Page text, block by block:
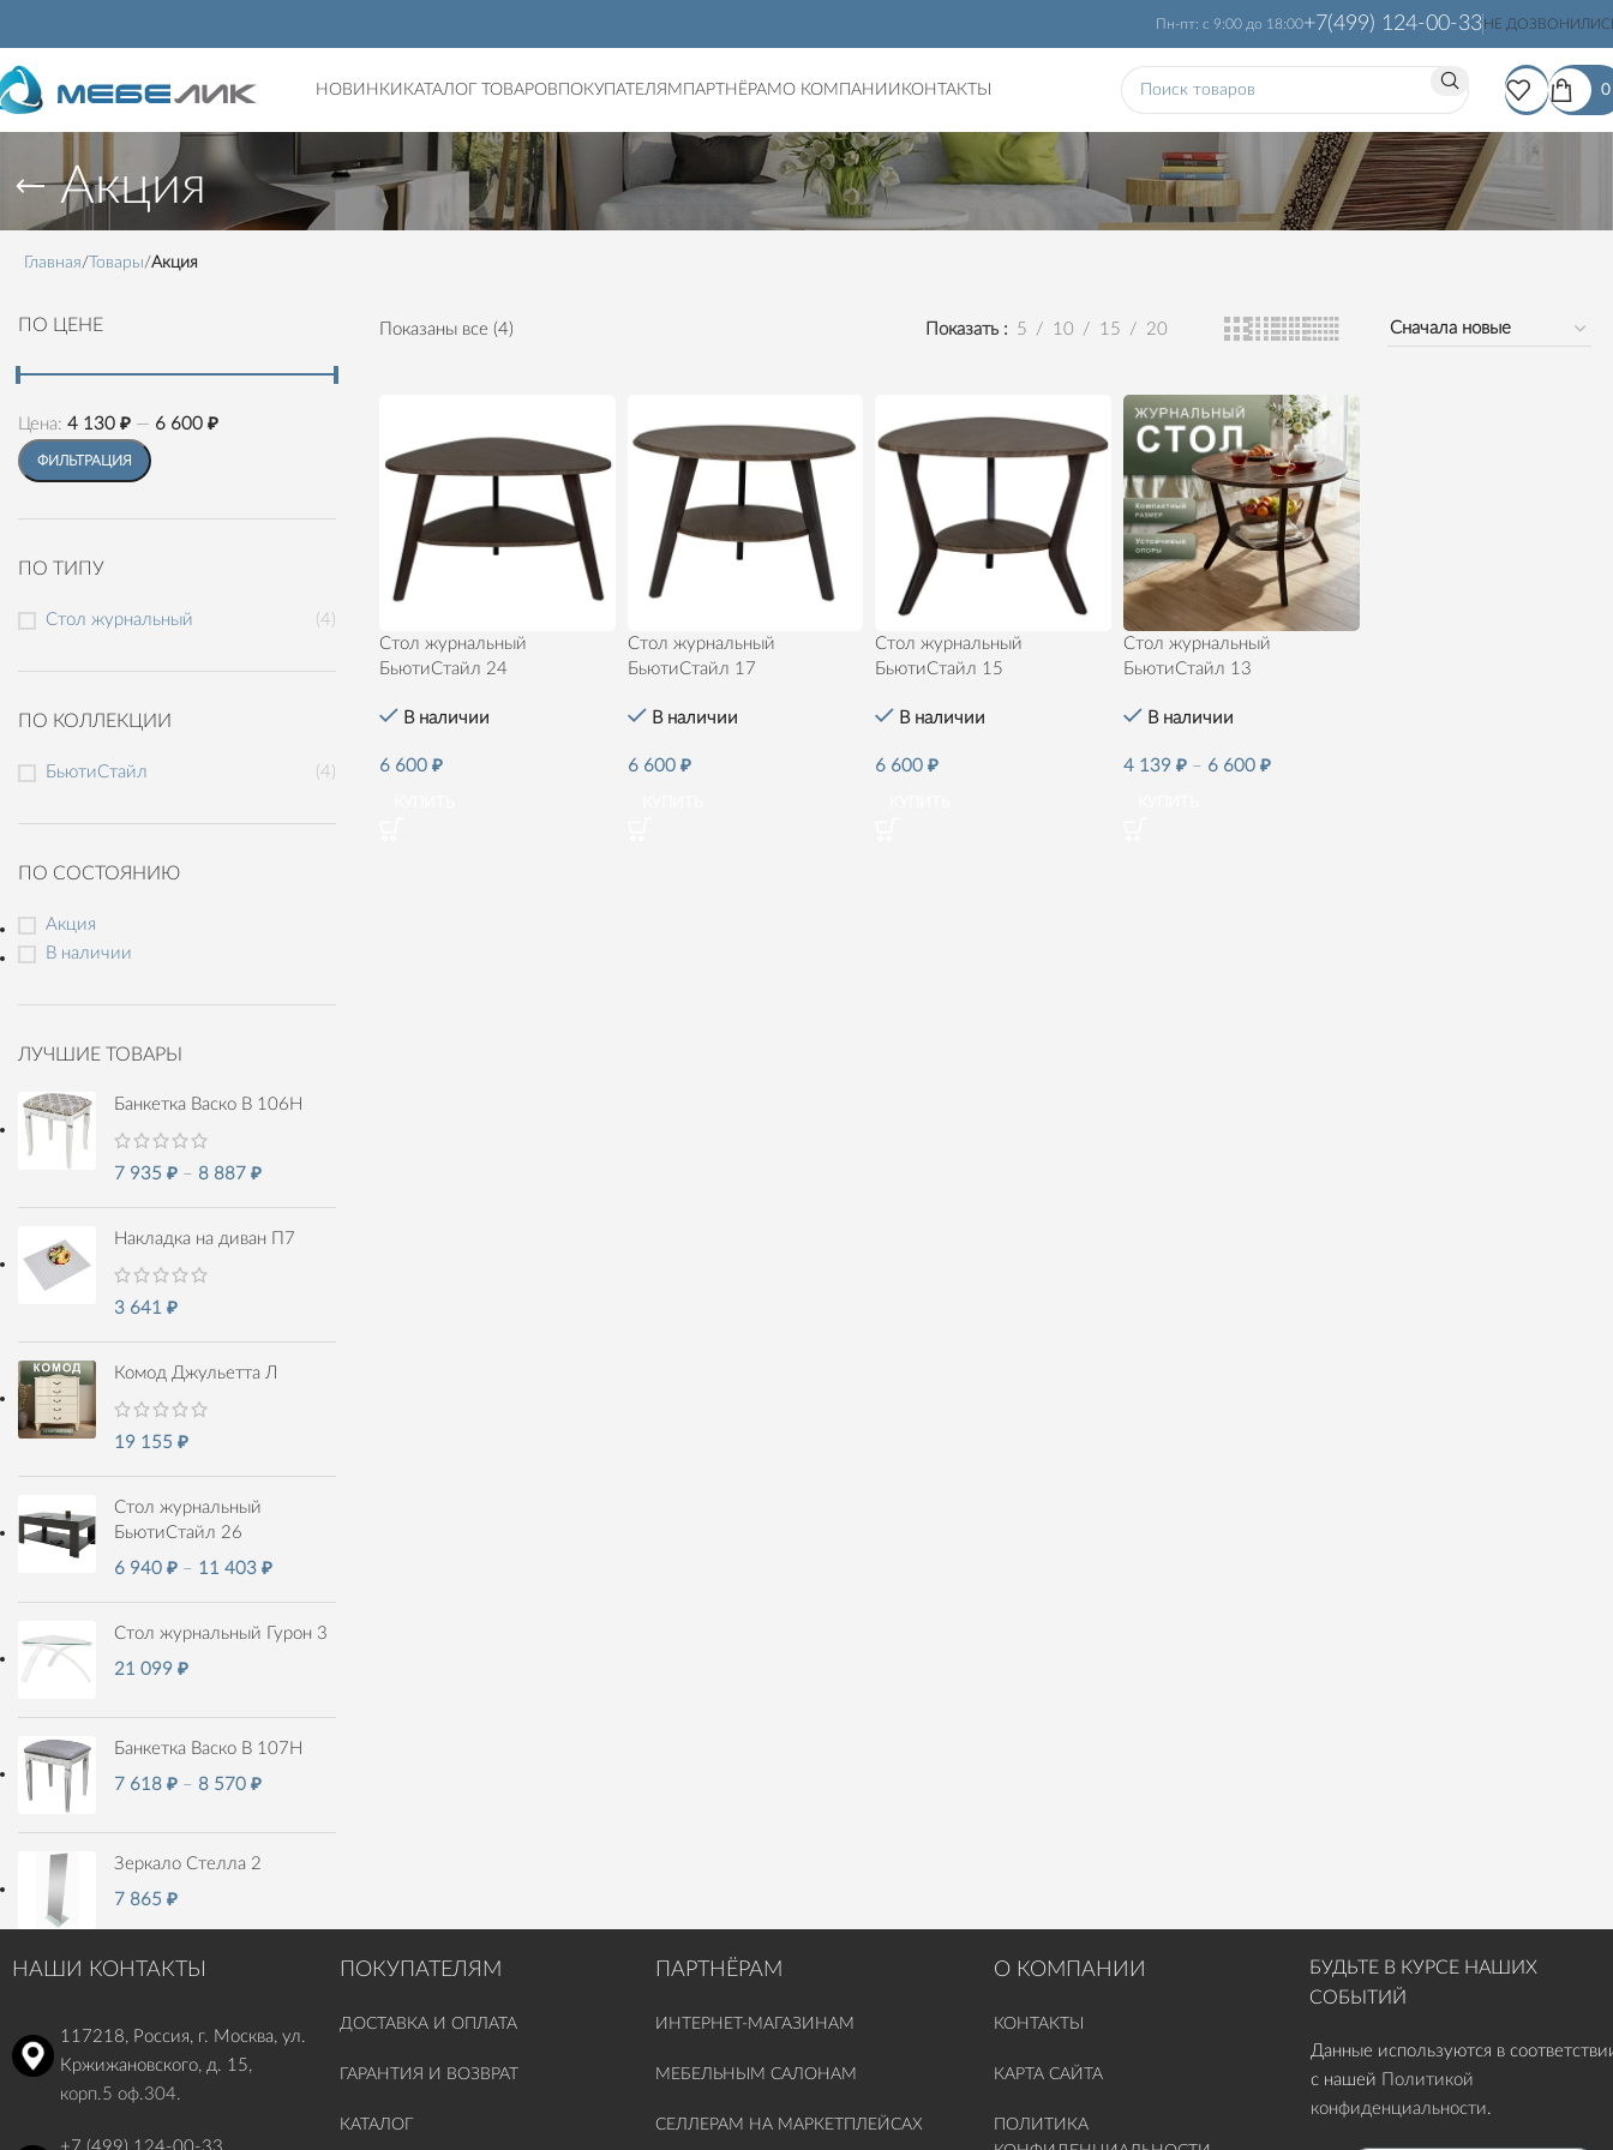
Пн-пт: с 9:00 до 18:00+7(499) 124-00-33НЕ
НОВИНКИ КАТАЛОГ ТОВАРОВ ПОКУПАТЕЛЯМ ПАРТНЁРАМО КОМПАНИИ КОНТАКТЫ
Акция
Главная Товары Акция
ПО ЦЕНЕ
ФИЛЬТРАЦИЯ
Цена: 4 130 ₽ — 6 600 ₽
ПО ТИПУ
Стол журнальный (4)
ПО КОЛЛЕКЦИИ
БьютиСтайл (4)
ПО СОСТОЯНИЮ
Акция
В наличии
ЛУЧШИЕ ТОВАРЫ
Банкетка Васко В 106Н
7 935 ₽ – 8 887 ₽
Накладка на диван П7
3 641 ₽
Комод Джульетта Л
19 155 ₽
Стол журнальный
БьютиСтайл 26
6 940 ₽ – 11 403 ₽
Стол журнальный Гурон 3
21 099 ₽
Банкетка Васко В 107Н
7 618 ₽ – 8 570 ₽
Зеркало Стелла 2
7 865 ₽
Показаны все (4) Показать 5 10 15 20
Стол журнальный
БьютиСтайл 24
В наличии
6 600₽
Стол журнальный
БьютиСтайл 17
В наличии
6 600 ₽
Стол журнальный
БьютиСтайл 15
В наличии
6 600₽
Стол журнальный
БьютиСтайл 13
В наличии
4 139₽ – 6 600₽
НАШИ КОНТАКТЫ
117218, Россия, г. Москва, ул.
Кржижановского, д. 15,
корп.5 оф.304.
ПОКУПАТЕЛЯМ
ДОСТАВКА И ОПЛАТА
ГАРАНТИЯ И ВОЗВРАТ
КАТАЛОГ
ПАРТНЁРАМ
ИНТЕРНЕТ-МАГАЗИНАМ
МЕБЕЛЬНЫМ САЛОНАМ
СЕЛЛЕРАМ НА МАРКЕТПЛЕЙСАХ
О КОМПАНИИ
КОНТАКТЫ
КАРТА САЙТА
ПОЛИТИКА
БУДЬТЕ В КУРСЕ НАШИХ
СОБЫТИЙ
Данные используются в
с нашей
Политикой
конфиденциальности.